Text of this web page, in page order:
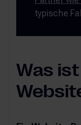
typische
Was